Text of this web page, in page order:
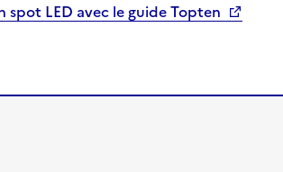
spot LED avec le guide Topten